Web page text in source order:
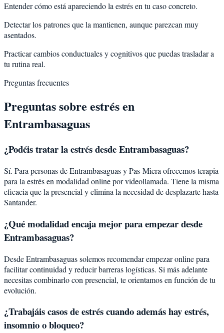
Entender cómo está apareciendo la estrés en tu caso concreto.
Detectar los patrones que la mantienen, aunque parezcan muy
asentados.
Practicar cambios conductuales y cognitivos que puedas trasladar a
tu rutina real.
Preguntas frecuentes
Preguntas sobre estrésen
Entrambasaguas
¿Podéis tratar laestrésdesdeEntrambasaguas?
Sí. Para personas de Entrambasaguas y Pas-Miera ofrecemos terapia
para la estrés en modalidad online por videollamada. Tiene la misma
eficacia que la presencial y elimina la necesidad de desplazarte hasta
Santander.
¿Qué modalidad encaja mejor para empezar desde
Entrambasaguas?
Desde Entrambasaguas solemos recomendar empezar online para
facilitar continuidad y reducir barreras logísticas. Si más adelante
necesitas combinarlo con presencial, te orientamos en función de tu
evolución.
¿Trabajáis casos de estrés cuando además hay estrés,
insomnio o bloqueo?